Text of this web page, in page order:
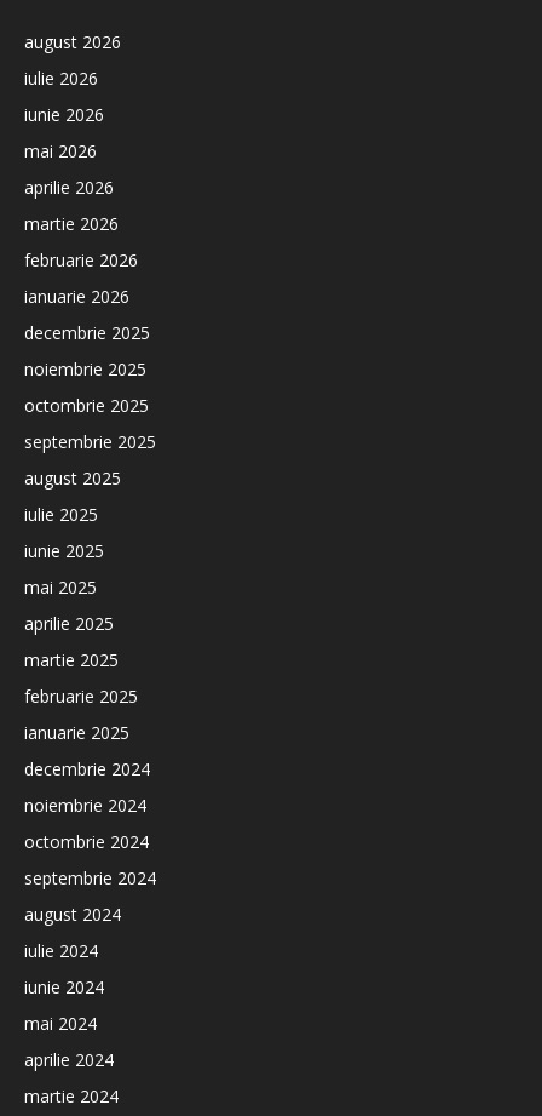
august 2026
iulie 2026
iunie 2026
mai 2026
aprilie 2026
martie 2026
februarie 2026
ianuarie 2026
decembrie 2025
noiembrie 2025
octombrie 2025
septembrie 2025
august 2025
iulie 2025
iunie 2025
mai 2025
aprilie 2025
martie 2025
februarie 2025
ianuarie 2025
decembrie 2024
noiembrie 2024
octombrie 2024
septembrie 2024
august 2024
iulie 2024
iunie 2024
mai 2024
aprilie 2024
martie 2024